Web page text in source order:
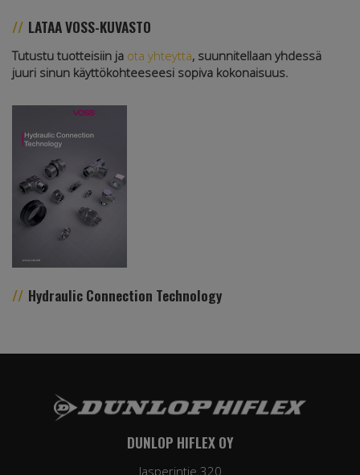
LATAA VOSS-KUVASTO
Tutustu tuotteisiin ja ota yhteyttä, suunnitellaan yhdessä
juuri sinun käyttökohteeseesi sopiva kokonaisuus.
Hydraulic Connection Technology
DUNLOP HIFLEX OY
Jasperintie 320